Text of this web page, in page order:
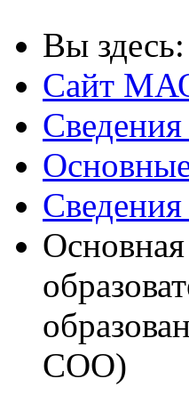
Вы здесь:
Сайт
Сведения
СОО)